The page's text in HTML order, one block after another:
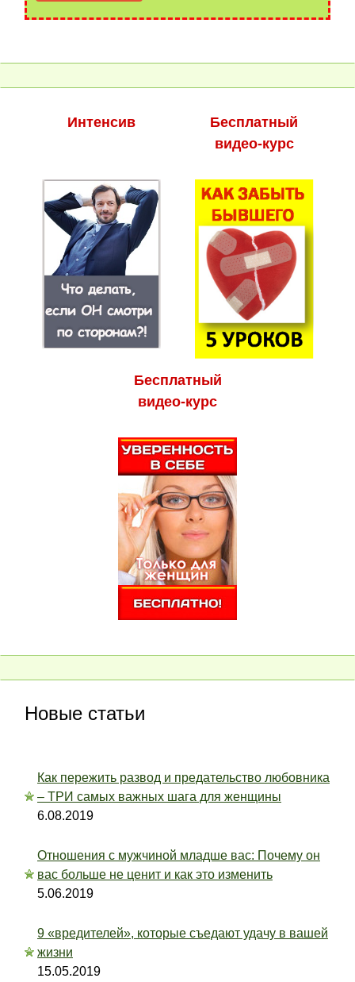
Интенсив
Бесплатный
видео-курс
Бесплатный
видео-курс
Новые статьи
Как пережить развод и предательство любовника
– ТРИ самых важных шага для женщины
6.08.2019
Отношения с мужчиной младше вас: Почему он
вас больше не ценит и как это изменить
5.06.2019
9 «вредителей», которые съедают удачу в вашей
жизни
15.05.2019